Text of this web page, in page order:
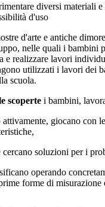
diversi materiali
d'uso
d'arte e antiche
nelle quali i bambini
e realizzare lavori
utilizzati i lavori dei
scuola.
scoperte i bambini,
giocano con
soluzioni per i
operando
forme di misurazione